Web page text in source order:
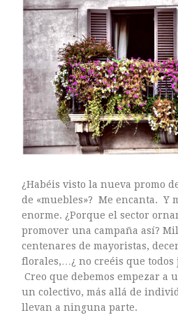
ARTE FLORAL
BLOGS
Bodas
CULTIVOS
DECORACION
EXPOSICIONES
flores
FLORISTERÍAS
INSTAGRAM
JARDINES
LOS PINTORES Y LAS FLORES
MAESTROS FLORISTAS
MARKETING
PLANTAS
ramos de novia
¿Habéis visto la nueva promo
de «muebles»? Me encanta. Y
enorme. ¿Porque el sector
promover una campaña así?
centenares de mayoristas,
florales,…¿ no creéis que todos
Creo que debemos empezar a
un colectivo, más allá de
llevan a ninguna parte.